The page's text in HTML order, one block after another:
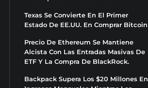
Texas Se Convierte En El Primer
Estado De EE.UU. En Comprar Bitcoin
Precio De Ethereum Se Mantiene
Alcista Con Las Entradas Masivas De
ETF Y La Compra De BlackRock.
Backpack Supera Los $20 Millones En